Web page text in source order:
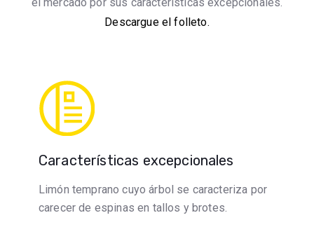
Descargue el folleto.
Características excepcionales
Limón temprano cuyo árbol se caracteriza por
carecer de espinas en tallos y brotes.